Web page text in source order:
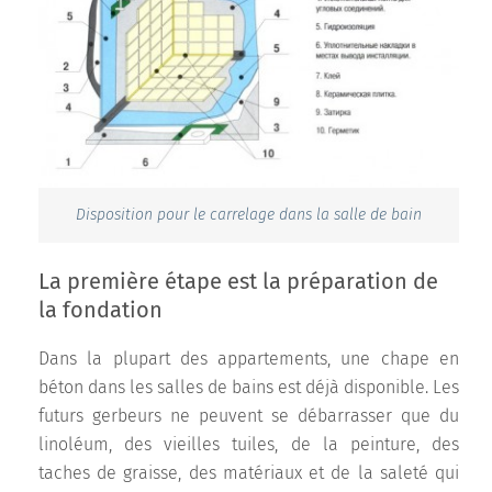
Disposition pour le carrelage dans la salle de bain
La première étape est la préparation de
la fondation
Dans la plupart des appartements, une chape en
béton dans les salles de bains est déjà disponible. Les
futurs gerbeurs ne peuvent se débarrasser que du
linoléum, des vieilles tuiles, de la peinture, des
taches de graisse, des matériaux et de la saleté qui